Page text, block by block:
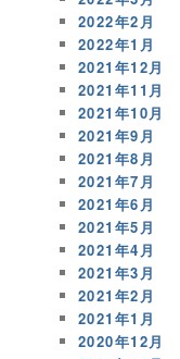
2022年2月
2022年1月
2021年12月
2021年11月
2021年10月
2021年9月
2021年8月
2021年7月
2021年6月
2021年5月
2021年4月
2021年3月
2021年2月
2021年1月
2020年12月